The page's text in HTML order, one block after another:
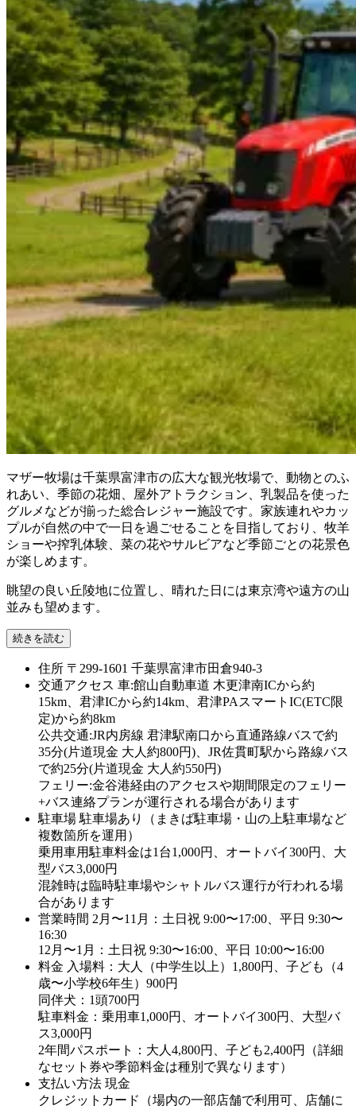
マザー牧場は千葉県富津市の広大な観光牧場で、動物とのふ
れあい、季節の花畑、屋外アトラクション、乳製品を使った
グルメなどが揃った総合レジャー施設です。家族連れやカッ
プルが自然の中で一日を過ごせることを目指しており、牧羊
ショーや搾乳体験、菜の花やサルビアなど季節ごとの花景色
が楽しめます。
眺望の良い丘陵地に位置し、晴れた日には東京湾や遠方の山
並みも望めます。
続きを読む
住所 〒299-1601 千葉県富津市田倉940-3
交通アクセス 車:館山自動車道 木更津南ICから約
15km、君津ICから約14km、君津PAスマートIC(ETC限
定)から約8km
公共交通:JR内房線 君津駅南口から直通路線バスで約
35分(片道現金 大人約800円)、JR佐貫町駅から路線バス
で約25分(片道現金 大人約550円)
フェリー:金谷港経由のアクセスや期間限定のフェリー
+バス連絡プランが運行される場合があります
駐車場 駐車場あり（まきば駐車場・山の上駐車場など
複数箇所を運用）
乗用車用駐車料金は1台1,000円、オートバイ300円、大
型バス3,000円
混雑時は臨時駐車場やシャトルバス運行が行われる場
合があります
営業時間 2月〜11月：土日祝 9:00〜17:00、平日 9:30〜
16:30
12月〜1月：土日祝 9:30〜16:00、平日 10:00〜16:00
料金 入場料：大人（中学生以上）1,800円、子ども（4
歳〜小学校6年生）900円
同伴犬：1頭700円
駐車料金：乗用車1,000円、オートバイ300円、大型バ
ス3,000円
2年間パスポート：大人4,800円、子ども2,400円（詳細
なセット券や季節料金は種別で異なります）
支払い方法 現金
クレジットカード（場内の一部店舗で利用可、店舗に